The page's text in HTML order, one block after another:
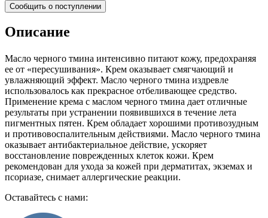
Сообщить о поступлении
Описание
Масло черного тмина интенсивно питают кожу, предохраняя
ее от «пересушивания». Крем оказывает смягчающий и
увлажняющий эффект. Масло черного тмина издревле
использовалось как прекрасное отбеливающее средство.
Применение крема с маслом черного тмина дает отличные
результаты при устранении появившихся в течение лета
пигментных пятен. Крем обладает хорошими противозудным
и противовоспалительным действиями. Масло черного тмина
оказывает антибактериальное действие, ускоряет
восстановление поврежденных клеток кожи. Крем
рекомендован для ухода за кожей при дерматитах, экземах и
псориазе, снимает аллергические реакции.
Оставайтесь с нами: